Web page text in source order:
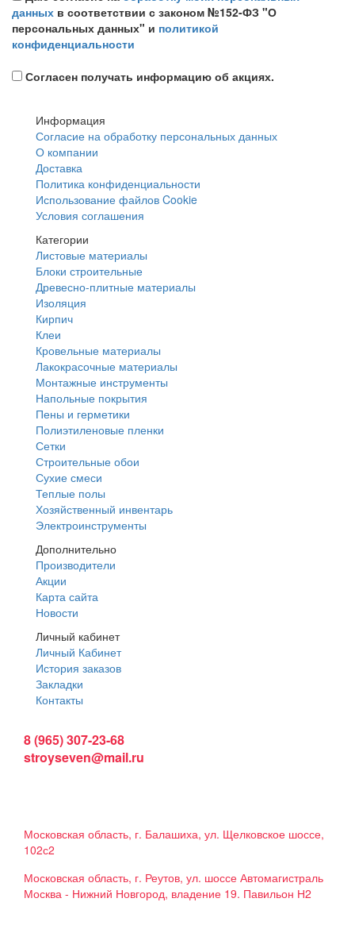
данных в соответствии с законом №152-ФЗ "О
персональных данных" и политикой
конфиденциальности
Согласен получать информацию об акциях.
Информация
Согласие на обработку персональных данных
О компании
Доставка
Политика конфиденциальности
Использование файлов Cookie
Условия соглашения
Категории
Листовые материалы
Блоки строительные
Древесно-плитные материалы
Изоляция
Кирпич
Клеи
Кровельные материалы
Лакокрасочные материалы
Монтажные инструменты
Напольные покрытия
Пены и герметики
Полиэтиленовые пленки
Сетки
Строительные обои
Сухие смеси
Теплые полы
Хозяйственный инвентарь
Электроинструменты
Дополнительно
Производители
Акции
Карта сайта
Новости
Личный кабинет
Личный Кабинет
История заказов
Закладки
Контакты
8 (965) 307-23-68
stroyseven@mail.ru
Московская область, г. Балашиха, ул. Щелковское шоссе,
102с2
Московская область, г. Реутов, ул. шоссе Автомагистраль
Москва - Нижний Новгород, владение 19. Павильон Н2